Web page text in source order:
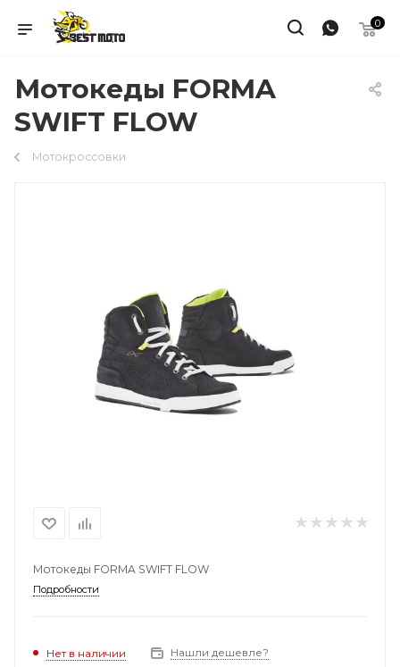
0
Мотокеды FORMA
SWIFT FLOW
Мотокроссовки
Мотокеды FORMA SWIFT FLOW
Подробности
Нет в наличии Нашли дешевле?